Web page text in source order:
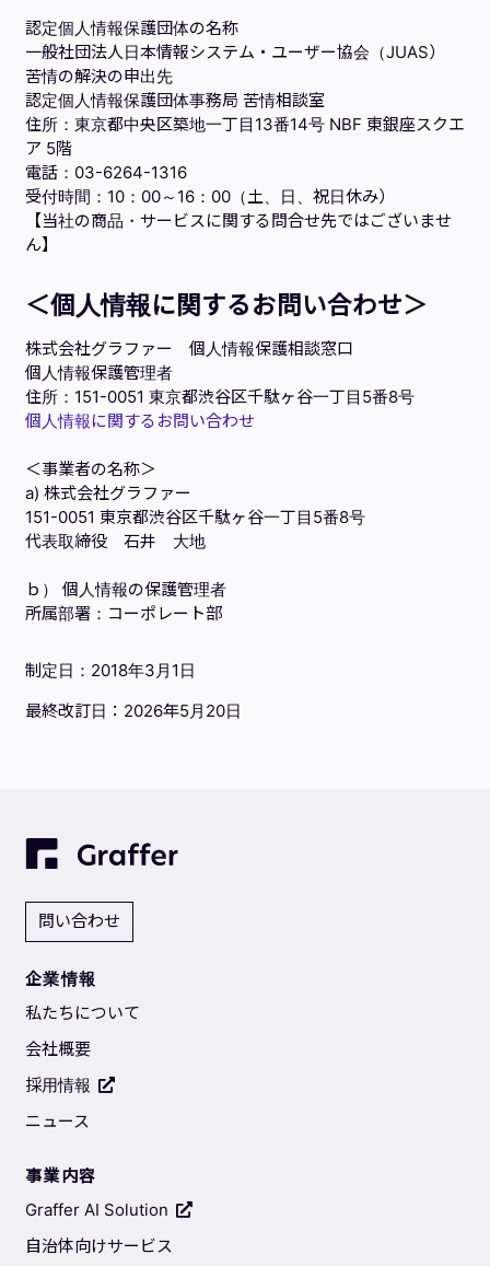
認定個人情報保護団体の名称
一般社団法人日本情報システム・ユーザー協会（JUAS）
苦情の解決の申出先
認定個人情報保護団体事務局 苦情相談室
住所：東京都中央区築地一丁目13番14号 NBF 東銀座スクエ
ア 5階
電話：03-6264-1316
受付時間：10：00～16：00（土、日、祝日休み）
【当社の商品・サービスに関する問合せ先ではございませ
ん】
＜個人情報に関するお問い合わせ＞
株式会社グラファー 個人情報保護相談窓口
個人情報保護管理者
住所：151-0051 東京都渋谷区千駄ヶ谷一丁目5番8号
個人情報に関するお問い合わせ
＜事業者の名称＞
a) 株式会社グラファー
151-0051 東京都渋谷区千駄ヶ谷一丁目5番8号
代表取締役 石井 大地
ｂ） 個人情報の保護管理者
所属部署：コーポレート部
制定日：2018年3月1日
最終改訂日：2026年5月20日
問い合わせ
企業情報
私たちについて
会社概要
採用情報
ニュース
事業内容
Graffer AI Solution
自治体向けサービス